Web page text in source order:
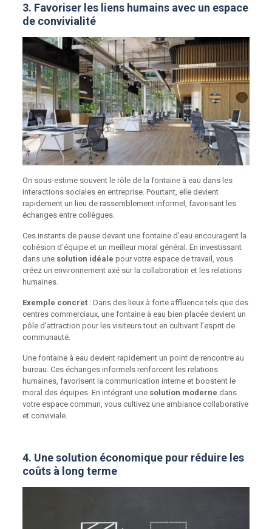
3. Favoriser les liens humains avec un espace
de convivialité
On sous-estime souvent le rôle de la fontaine à eau dans les
interactions sociales en entreprise. Pourtant, elle devient
rapidement un lieu de rassemblement informel, favorisant les
échanges entre collègues.
Ces instants de pause devant une fontaine d’eau encouragent la
cohésion d’équipe et un meilleur moral général. En investissant
dans une solution idéale pour votre espace de travail, vous
créez un environnement axé sur la collaboration et les relations
humaines.
Exemple concret: Dans des lieux à forte affluence tels que des
centres commerciaux, une fontaine à eau bien placée devient un
pôle d’attraction pour les visiteurs tout en cultivant l’esprit de
communauté.
Une fontaine à eau devient rapidement un point de rencontre au
bureau. Ces échanges informels renforcent les relations
humaines, favorisent la communication interne et boostent le
moral des équipes. En intégrant une solution moderne dans
votre espace commun, vous cultivez une ambiance collaborative
et conviviale.
4. Une solution économique pour réduire les
coûts à long terme